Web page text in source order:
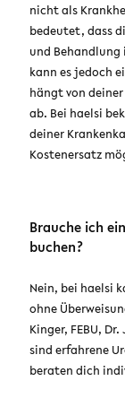
nicht als
bedeutet, dass
und
kann es jedoch
hängt von
ab. Bei haelsi
deiner
Kostenersatz
Brauche ich
buchen?
Nein, bei haelsi
ohne
Kinger, FEBU,
sind erfahrene
beraten dich